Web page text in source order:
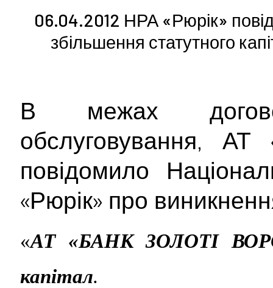
06.04.2012 НРА «Рюрік»
збільшення статутного
В межах
обслуговування,
повідомило
«Рюрік» про
«АТ «БАНК ЗОЛОТІ
капітал.